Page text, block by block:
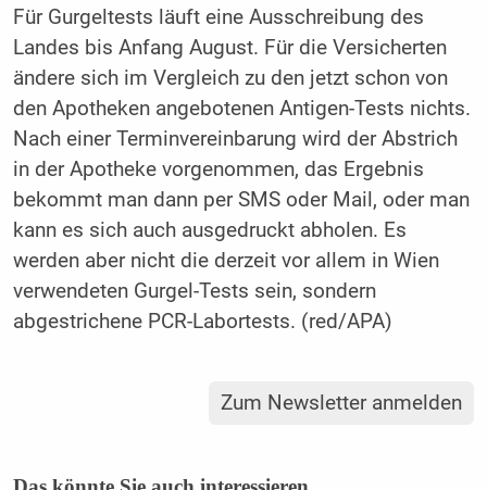
Für Gurgeltests läuft eine Ausschreibung des
Landes bis Anfang August. Für die Versicherten
ändere sich im Vergleich zu den jetzt schon von
den Apotheken angebotenen Antigen-Tests nichts.
Nach einer Terminvereinbarung wird der Abstrich
in der Apotheke vorgenommen, das Ergebnis
bekommt man dann per SMS oder Mail, oder man
kann es sich auch ausgedruckt abholen. Es
werden aber nicht die derzeit vor allem in Wien
verwendeten Gurgel-Tests sein, sondern
abgestrichene PCR-Labortests. (red/APA)
Zum Newsletter anmelden